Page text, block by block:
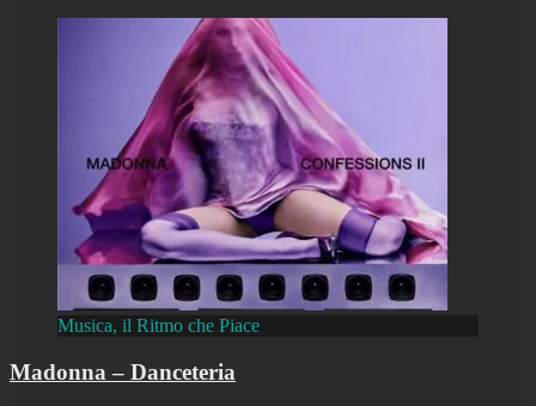
Musica, il Ritmo che Piace
Madonna – Danceteria